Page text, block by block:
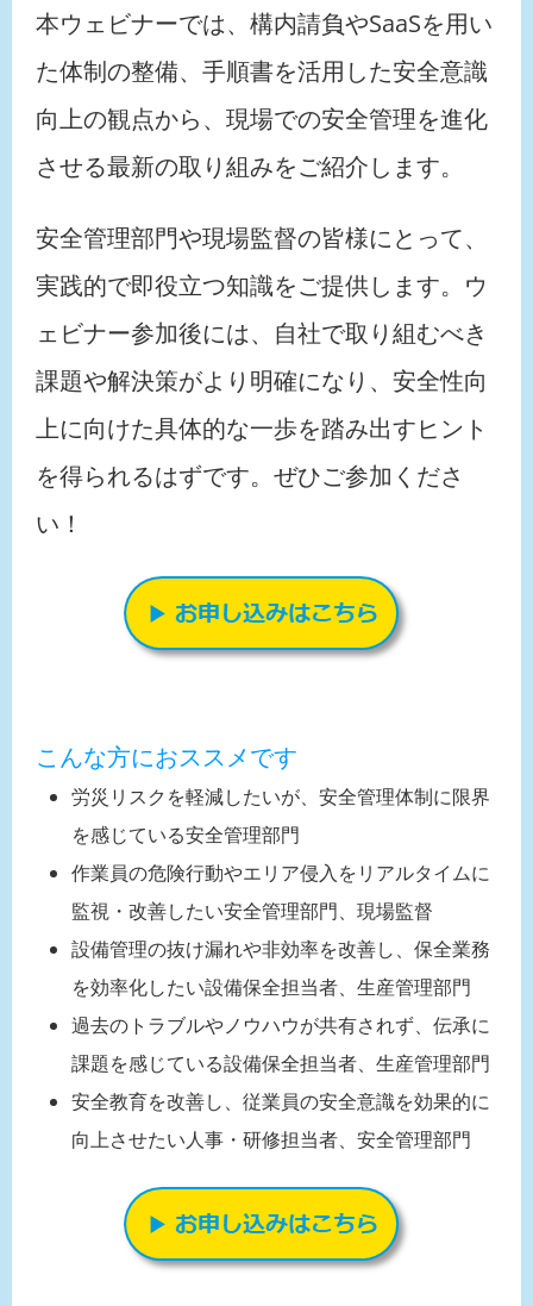
本ウェビナーでは、構内請負やSaaSを用い
た体制の整備、手順書を活用した安全意識
向上の観点から、現場での安全管理を進化
させる最新の取り組みをご紹介します。
安全管理部門や現場監督の皆様にとって、
実践的で即役立つ知識をご提供します。ウ
ェビナー参加後には、自社で取り組むべき
課題や解決策がより明確になり、安全性向
上に向けた具体的な一歩を踏み出すヒント
を得られるはずです。ぜひご参加くださ
い！
こんな方におススメです
労災リスクを軽減したいが、安全管理体制に限界
を感じている安全管理部門
作業員の危険行動やエリア侵入をリアルタイムに
監視・改善したい安全管理部門、現場監督
設備管理の抜け漏れや非効率を改善し、保全業務
を効率化したい設備保全担当者、生産管理部門
過去のトラブルやノウハウが共有されず、伝承に
課題を感じている設備保全担当者、生産管理部門
安全教育を改善し、従業員の安全意識を効果的に
向上させたい人事・研修担当者、安全管理部門